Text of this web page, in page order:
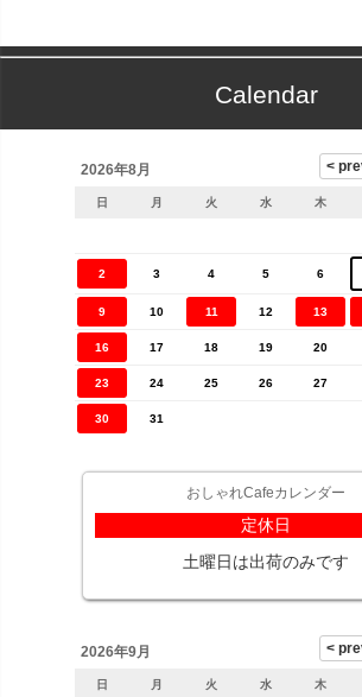
Calendar
2026年8月
日 月 火 水 木
2 3 4 5 6
9 10 11 12 13
16 17 18 19 20
23 24 25 26 27
30 31
おしゃれCafeカレンダー
定休日
土曜日は出荷のみです
2026年9月
日 月 火 水 木